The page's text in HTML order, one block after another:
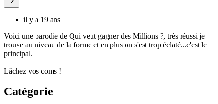
il y a 19 ans
Voici une parodie de Qui veut gagner des Millions ?, très réussi je
trouve au niveau de la forme et en plus on s'est trop éclaté...c'est le
principal.
Lâchez vos coms !
Catégorie